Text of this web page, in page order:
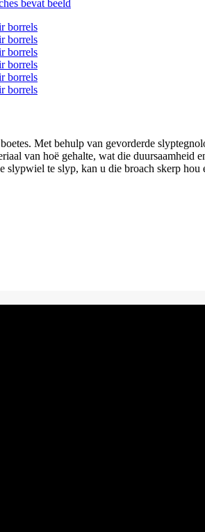
Met behulp van gevorderde
van hoë gehalte, wat die
te slyp, kan u die broach skerp hou